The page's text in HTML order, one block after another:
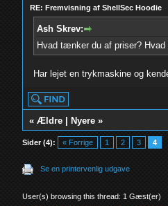
RE: Fremvisning af ShellSec Hoodie
Ash Skrev:
Hvad tænker du af priser?
Har lejet en trykmaskine og
«Ældre Nyere »
Sider (4): « Forrige 1 2 3 4
Se en printervenlig udgave
User(s) browsing this thread: 1 Gæst(er)